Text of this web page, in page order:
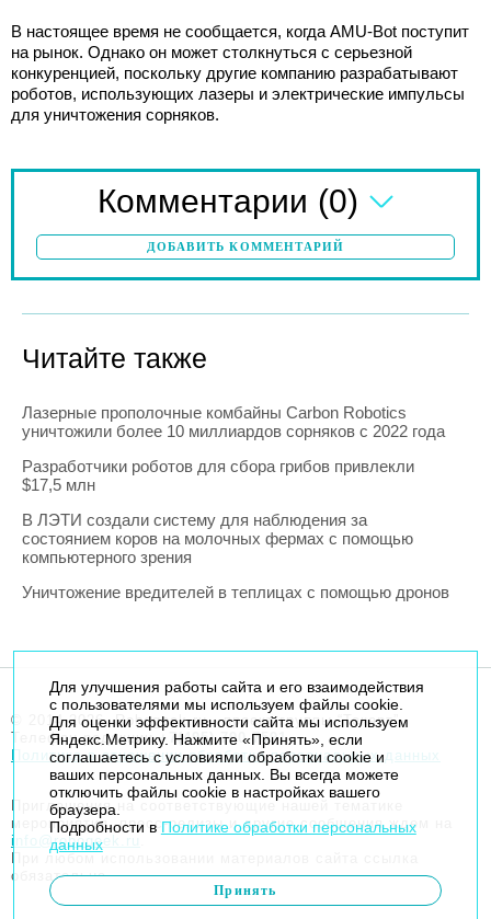
В настоящее время не сообщается, когда AMU-Bot поступит
на рынок. Однако он может столкнуться с серьезной
конкуренцией, поскольку другие компанию разрабатывают
роботов, использующих лазеры и электрические импульсы
для уничтожения сорняков.
Комментарии (0)
ДОБАВИТЬ КОММЕНТАРИЙ
Читайте также
Лазерные прополочные комбайны Carbon Robotics
уничтожили более 10 миллиардов сорняков с 2022 года
Разработчики роботов для сбора грибов привлекли
$17,5 млн
В ЛЭТИ создали систему для наблюдения за
состоянием коров на молочных фермах с помощью
компьютерного зрения
Уничтожение вредителей в теплицах с помощью дронов
© 2014-2026. Robogeek.ru - проект группы “Текарт”.
Телефон редакции+7(495) 790-7591
Политика в отношении обработки персональных данных
Приглашения на соответствующие нашей тематике
мероприятия, пресс-релизы и другие сообщения ждем на
info@robogeek.ru
При любом использовании материалов сайта ссылка
обязательна.
Для улучшения работы сайта и его взаимодействия
с пользователями мы используем файлы cookie.
Для оценки эффективности сайта мы используем
Яндекс.Метрику. Нажмите «Принять», если
соглашаетесь с условиями обработки cookie и
ваших персональных данных. Вы всегда можете
отключить файлы cookie в настройках вашего
браузера.
Подробности в Политике обработки персональных
данных
Принять